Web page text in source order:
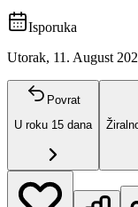
Isporuka
Utorak, 11. August
Povrat
U roku 15 dana